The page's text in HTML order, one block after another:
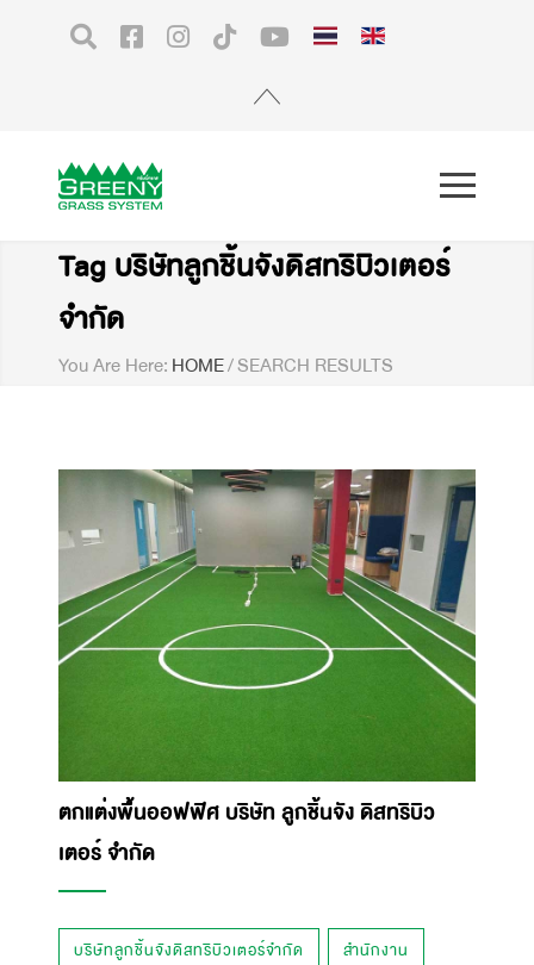
Tag บริษัทลูกชิ้นจังดิสทริบิวเตอร์
จำกัด
You Are Here: HOME/SEARCH RESULTS
ตกแต่งพื้นออฟฟิศ บริษัท ลูกชิ้นจัง ดิสทริบิว
เตอร์ จำกัด
บริษัทลูกชิ้นจังดิสทริบิวเตอร์จำกัด สำนักงาน